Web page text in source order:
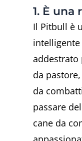
1. È una
Il Pitbull è
addestrato
da
da
passare
cane da